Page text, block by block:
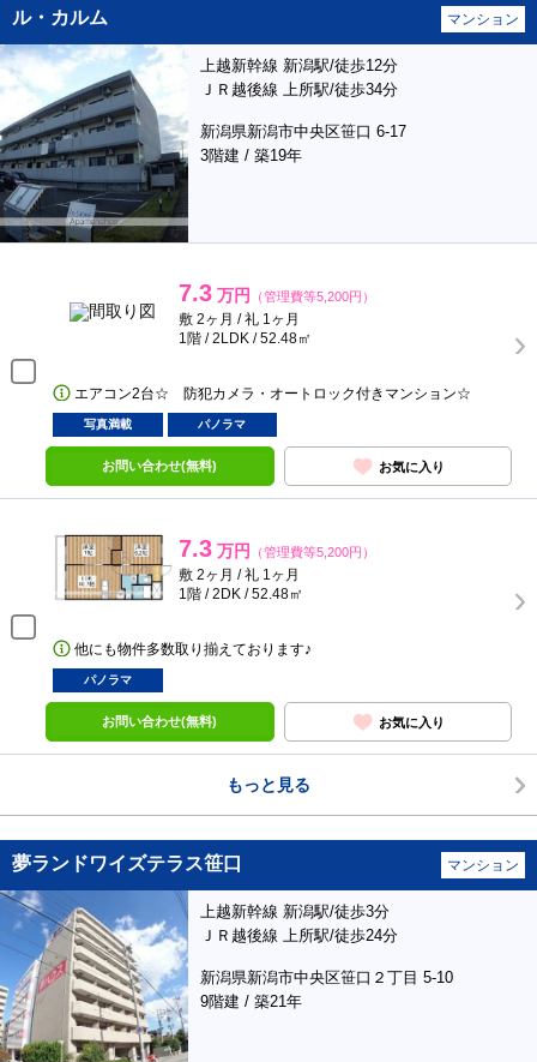
ル・カルム マンション
上越新幹線 新潟駅/徒歩12分
ＪＲ越後線 上所駅/徒歩34分
新潟県新潟市中央区笹口 6-17
3階建 / 築19年
7.3 万円 （管理費等5,200円）
敷 2ヶ月 / 礼 1ヶ月
1階 / 2LDK / 52.48㎡
エアコン2台☆ 防犯カメラ・オートロック付きマンション☆
写真満載 パノラマ
お問い合わせ(無料) お気に入り
7.3 万円 （管理費等5,200円）
敷 2ヶ月 / 礼 1ヶ月
1階 / 2DK / 52.48㎡
他にも物件多数取り揃えております♪
パノラマ
お問い合わせ(無料) お気に入り
もっと見る
夢ランドワイズテラス笹口 マンション
上越新幹線 新潟駅/徒歩3分
ＪＲ越後線 上所駅/徒歩24分
新潟県新潟市中央区笹口２丁目 5-10
9階建 / 築21年